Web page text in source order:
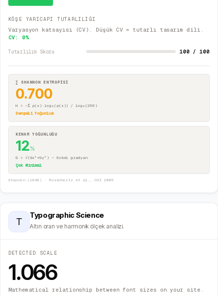
KÖŞE YARICAPI TUTARLILIĞI
Varyasyon katsayısı (CV). Düşük CV = tutarlı tasarım dili.
CV: 0%
Tutarlılık Skoru 100 / 100
∑ SHANNON ENTROPİSİ
0.700
H = −Σ p(x)·log₂(p(x)) / log₂(256)
Dengeli Yoğunluk
KENAR YOĞUNLUĞU
12%
G = √(Gx²+Gy²) — Sobel gradyan
Çok Minimal
Shannon (1948) · Rosenholtz et al., CHI 2005
T
Typographic Science
Altın oran ve harmonik ölçek analizi.
DETECTED SCALE
1.066
Mathematical relationship between font sizes on your site.